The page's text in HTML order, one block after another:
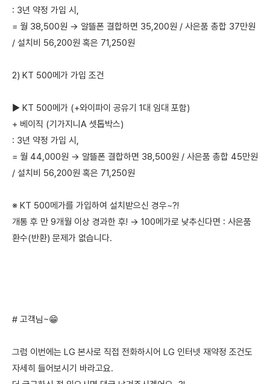
: 3년 약정 가입 시,
= 월 38,500원 → 알뜰폰 결합하면 35,200원 / 사은품 총합 37만원
/ 설치비 56,200원 혹은 71,250원
2) KT 500메가 가입 조건
▶ KT 500메가 (+와이파이 공유기 1대 임대 포함)
+ 베이직 (기가지니A 셋톱박스)
: 3년 약정 가입 시,
= 월 44,000원 → 알뜰폰 결합하면 38,500원 / 사은품 총합 45만원
/ 설치비 56,200원 혹은 71,250원
※ KT 500메가를 가입하여 설치받으신 경우~?!
개통 후 만 9개월 이상 경과한 후! → 100메가로 낮추신다면 : 사은품
환수(반환) 문제가 없습니다.
# 고객님~😁
그럼 이번에는 LG 본사로 직접 전화하시어 LG 인터넷 재약정 조건도
자세히 들어보시기 바라고요.